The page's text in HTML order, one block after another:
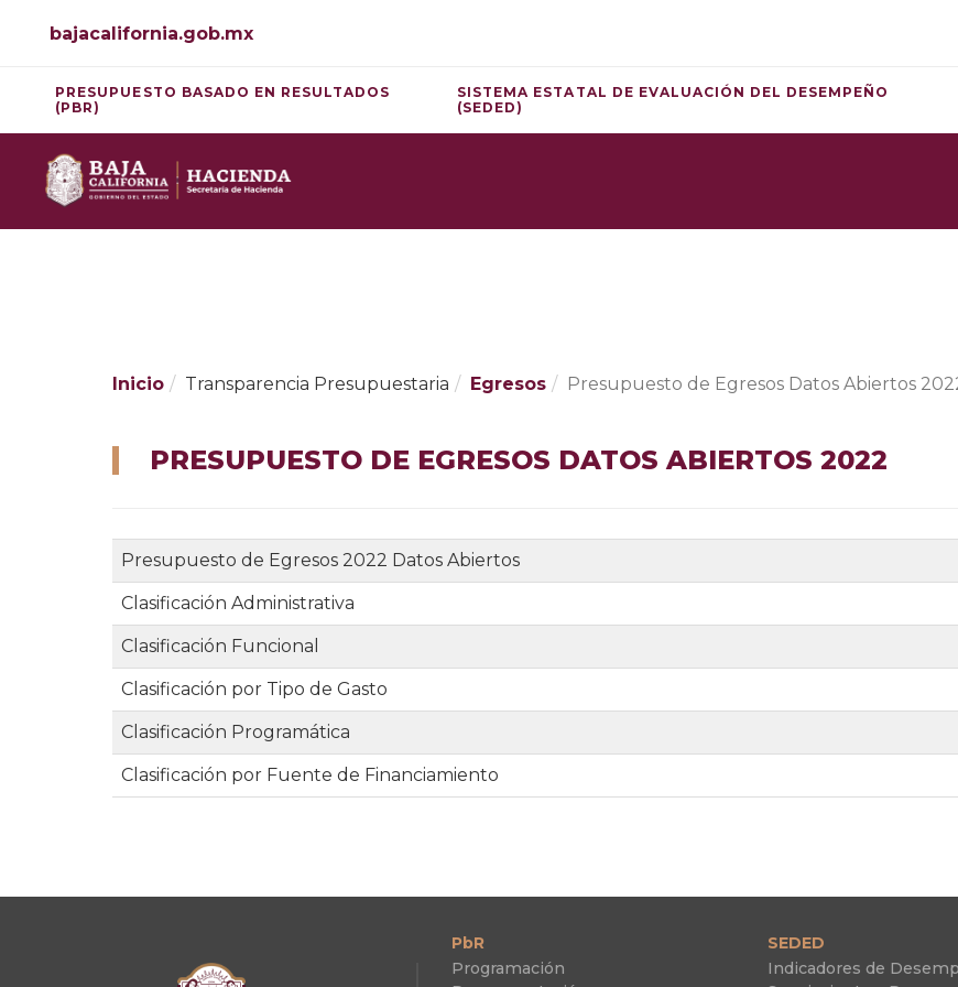
bajacalifornia.gob.mx
PRESUPUESTO BASADO EN RESULTADOS
(PBR)
SISTEMA ESTATAL DE EVALUACIÓN DEL DESEMPEÑO
(SEDED)
Inicio Transparencia Presupuestaria Egresos Presupuesto de Egresos Datos Abiertos
PRESUPUESTO DE EGRESOS DATOS ABIERTOS 2022
Presupuesto de Egresos 2022 Datos Abiertos
Clasificación Administrativa
Clasificación Funcional
Clasificación por Tipo de Gasto
Clasificación Programática
Clasificación por Fuente de Financiamiento
PbR
Programación
SEDED
Indicadores de